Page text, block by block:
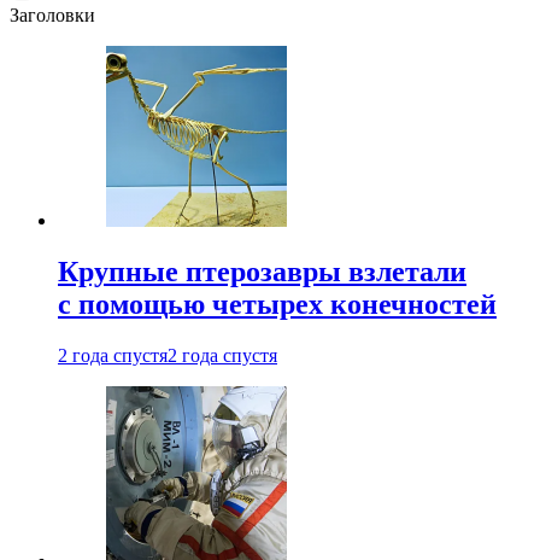
Заголовки
Крупные птерозавры взлетали
с помощью четырех конечностей
2 года спустя2 года спустя